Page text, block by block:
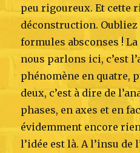
peu rigoureux. Et cette
déconstruction. Oubliez
formules absconses !
nous parlons ici, c’est
phénomène en quatre,
deux, c’est à dire de
phases, en axes et en
évidemment encore
l’idée est là. A l’insu de